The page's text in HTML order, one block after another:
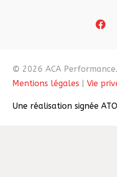
© 2026 ACA
Mentions légales | Vie
Une réalisation signée